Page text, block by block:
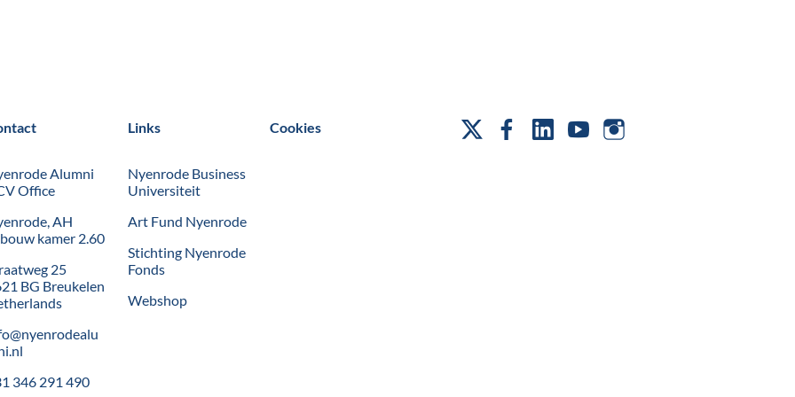
Alumni
Office
AH
kamer 2.60
25
BG Breukelen
346 291 490
Links
Nyenrode Business
Universiteit
Art Fund Nyenrode
Stichting Nyenrode
Fonds
Webshop
Cookies